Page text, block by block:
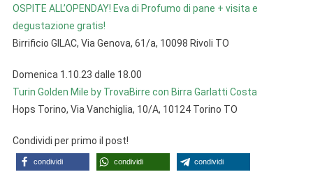
OSPITE ALL’OPENDAY! Eva di Profumo di pane + visita e
degustazione gratis!
Birrificio GILAC, Via Genova, 61/a, 10098 Rivoli TO
Domenica 1.10.23 dalle 18.00
Turin Golden Mile by TrovaBirre con Birra Garlatti Costa
Hops Torino, Via Vanchiglia, 10/A, 10124 Torino TO
Condividi per primo il post!
condividi condividi condividi